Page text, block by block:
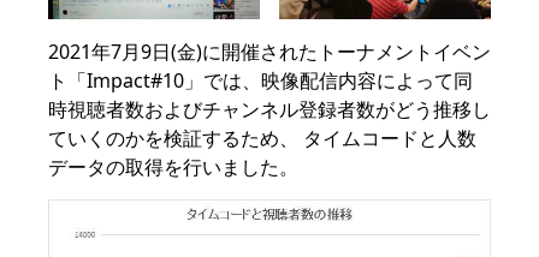
2021年7月9日(金)に開催されたトーナメントイベン
ト「Impact#10」では、映像配信内容によって同
時視聴者数およびチャンネル登録者数がどう推移し
ていくのかを検証するため、 タイムコードと人数
データの取得を行いました。